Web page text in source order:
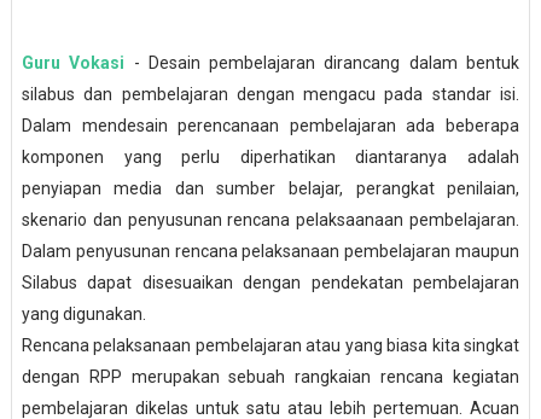
Guru Vokasi - Desain pembelajaran dirancang dalam bentuk
silabus dan pembelajaran dengan mengacu pada standar isi.
Dalam mendesain perencanaan pembelajaran ada beberapa
komponen yang perlu diperhatikan diantaranya adalah
penyiapan media dan sumber belajar, perangkat penilaian,
skenario dan penyusunan rencana pelaksaanaan pembelajaran.
Dalam penyusunan rencana pelaksanaan pembelajaran maupun
Silabus dapat disesuaikan dengan pendekatan pembelajaran
yang digunakan.
Rencana pelaksanaan pembelajaran atau yang biasa kita singkat
dengan RPP merupakan sebuah rangkaian rencana kegiatan
pembelajaran dikelas untuk satu atau lebih pertemuan. Acuan